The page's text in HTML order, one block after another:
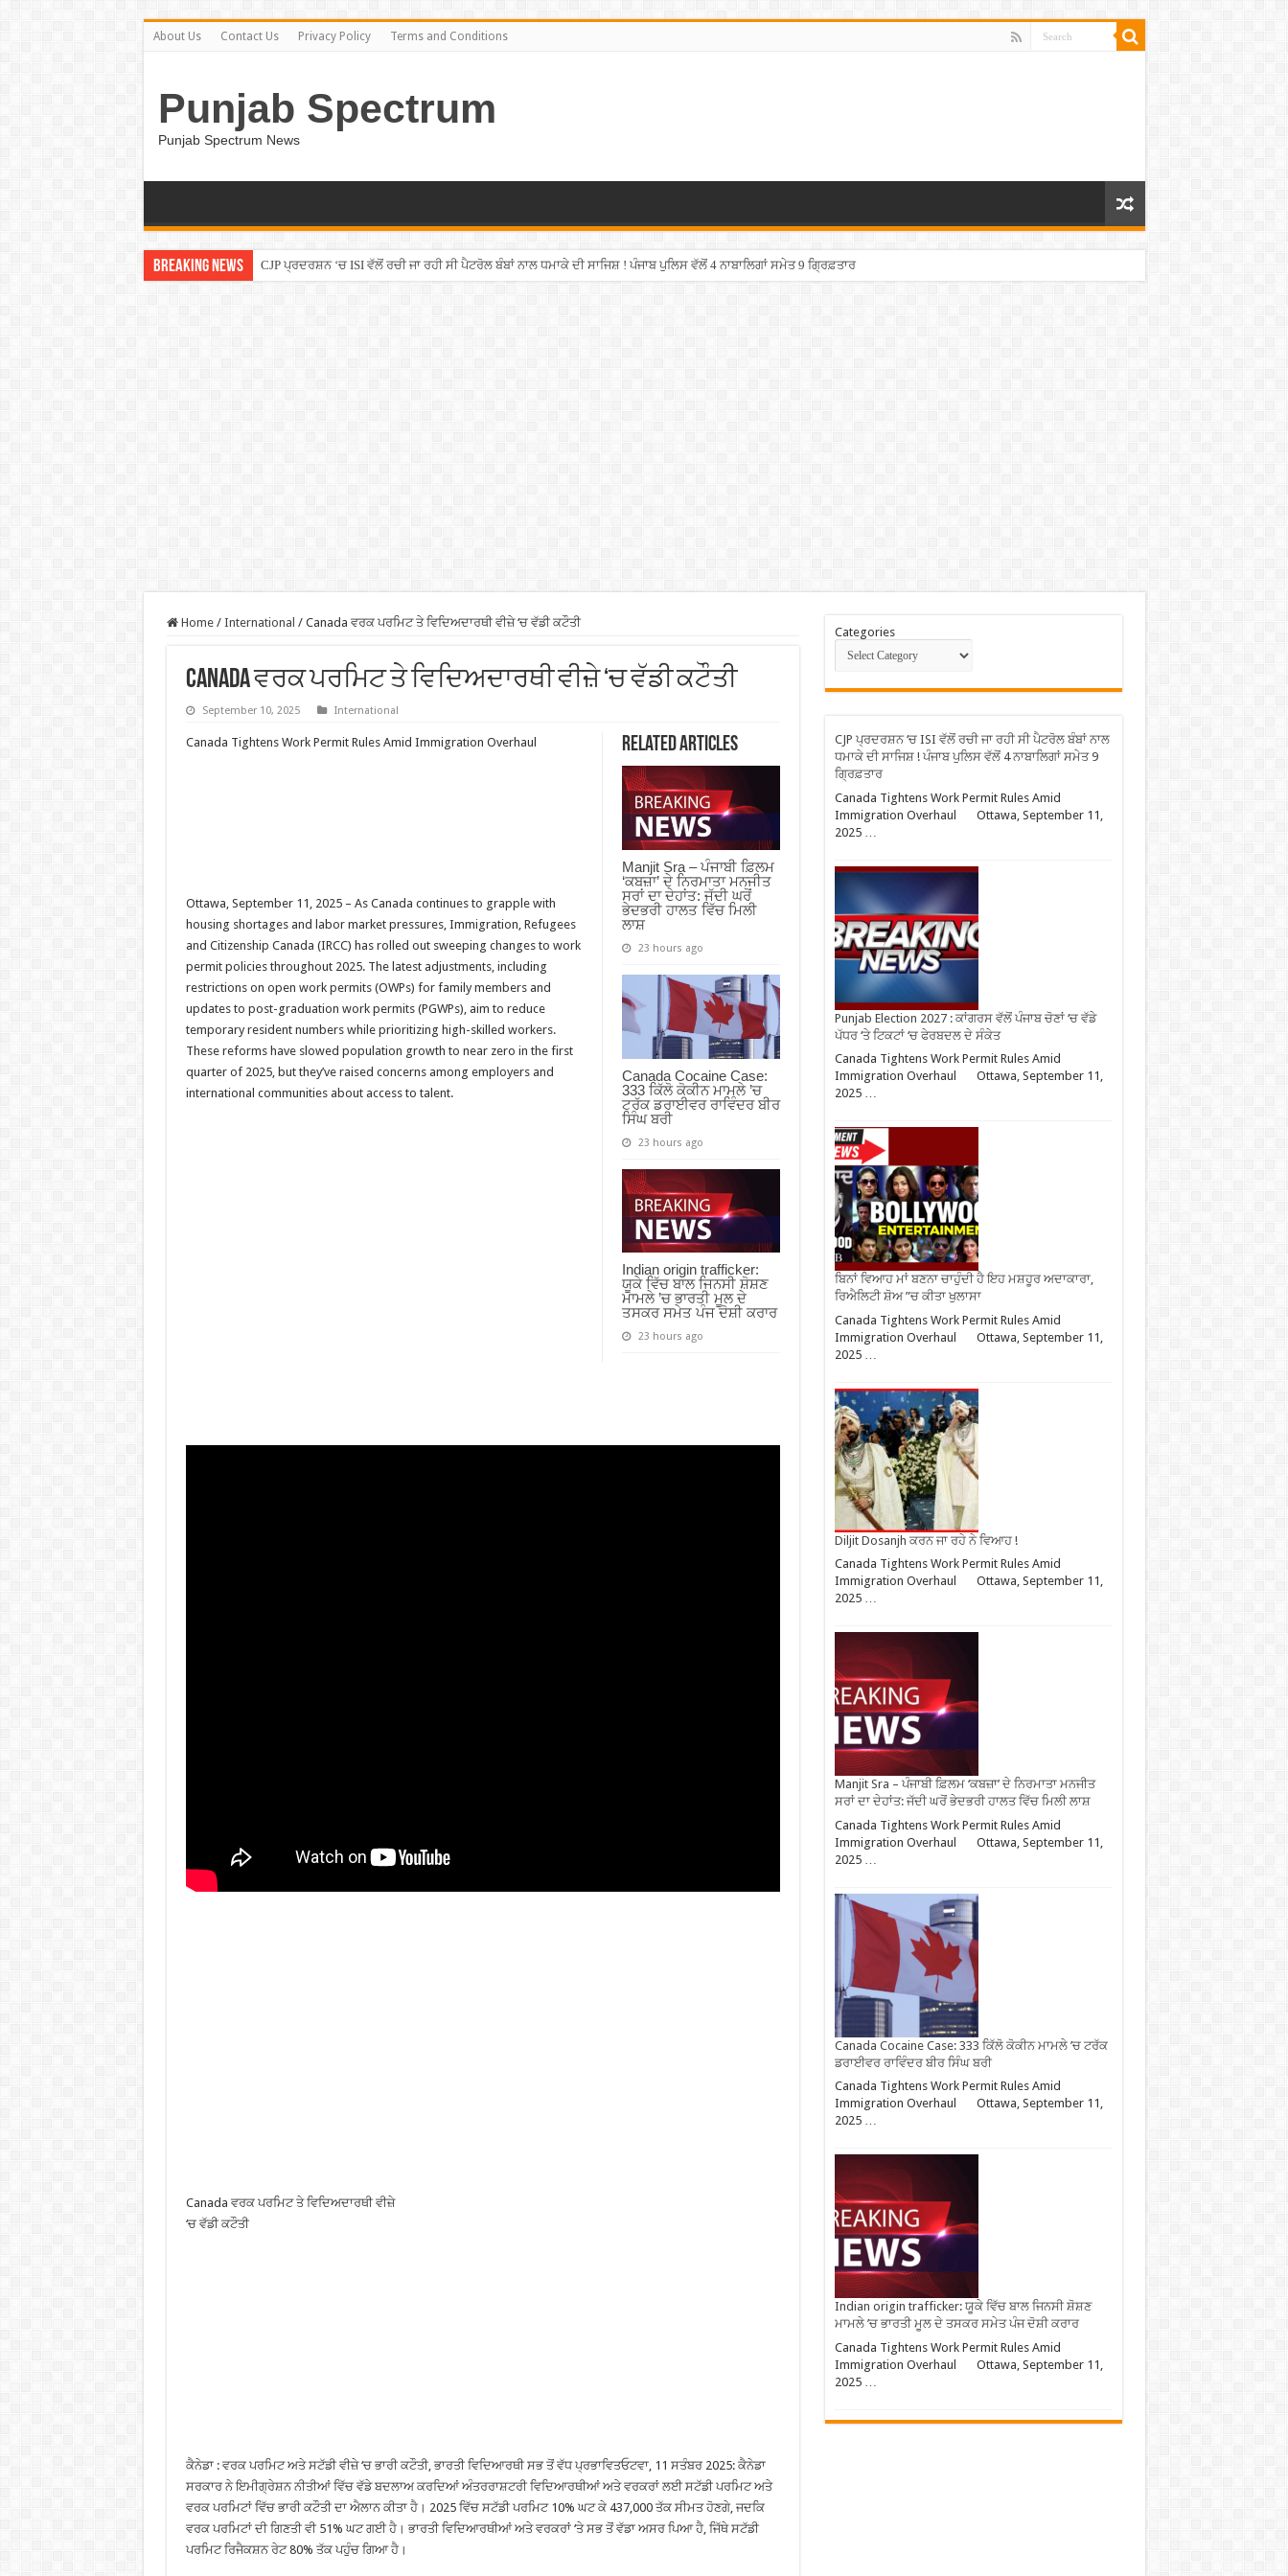
About Us Contact Us Privacy Policy Terms and Conditions
Punjab Spectrum
Punjab Spectrum News
Breaking News CJP ਪ੍ਰਦਰਸ਼ਨ ‘ਚ ISI ਵੱਲੋਂ ਰਚੀ ਜਾ ਰਹੀ ਸੀ ਪੈਟਰੋਲ ਬੰਬਾਂ ਨਾਲ ਧਮਾਕੇ ਦੀ ਸਾਜਿਸ਼ ! ਪੰਜਾਬ ਪੁਲਿਸ ਵੱਲੋਂ 4 ਨਾਬਾਲਿਗਾਂ ਸਮੇਤ 9 ਗ੍ਰਿਫ਼ਤਾਰ
Punjab Election 2027 : ਕਾਂਗਰਸ ਵੱਲੋਂ ਪੰਜਾਬ ਚੋਣਾਂ ‘ਚ ਵੱਡੇ ਪੱਧਰ ‘ਤੇ ਟਿਕਟਾਂ ‘ਚ ਫੇਰਬਦਲ ਦੇ ਸੰਕੇਤ
Home / International / Canada ਵਰਕ ਪਰਮਿਟ ਤੇ ਵਿਦਿਅਦਾਰਥੀ ਵੀਜ਼ੇ ‘ਚ ਵੱਡੀ ਕਟੌਤੀ
Canada ਵਰਕ ਪਰਮਿਟ ਤੇ ਵਿਦਿਅਦਾਰਥੀ ਵੀਜ਼ੇ ‘ਚ ਵੱਡੀ ਕਟੌਤੀ
September 10, 2025 International
Related Articles
Manjit Sra – ਪੰਜਾਬੀ ਫ਼ਿਲਮ
‘ਕਬਜ਼ਾ’ ਦੇ ਨਿਰਮਾਤਾ ਮਨਜੀਤ
ਸਰਾਂ ਦਾ ਦੇਹਾਂਤ: ਜੱਦੀ ਘਰੋਂ
ਭੇਦਭਰੀ ਹਾਲਤ ਵਿੱਚ ਮਿਲੀ
ਲਾਸ਼
23 hours ago
Canada Cocaine Case:
333 ਕਿੱਲੋ ਕੋਕੀਨ ਮਾਮਲੇ ’ਚ
ਟਰੱਕ ਡਰਾਈਵਰ ਰਾਵਿੰਦਰ ਬੀਰ
ਸਿੰਘ ਬਰੀ
23 hours ago
Indian origin trafficker:
ਯੂਕੇ ਵਿੱਚ ਬਾਲ ਜਿਨਸੀ ਸ਼ੋਸ਼ਣ
ਮਾਮਲੇ ’ਚ ਭਾਰਤੀ ਮੂਲ ਦੇ
ਤਸਕਰ ਸਮੇਤ ਪੰਜ ਦੋਸ਼ੀ ਕਰਾਰ
23 hours ago
Canada Tightens Work Permit Rules Amid Immigration Overhaul
Ottawa, September 11, 2025 – As Canada continues to grapple with
housing shortages and labor market pressures, Immigration, Refugees
and Citizenship Canada (IRCC) has rolled out sweeping changes to work
permit policies throughout 2025. The latest adjustments, including
restrictions on open work permits (OWPs) for family members and
updates to post-graduation work permits (PGWPs), aim to reduce
temporary resident numbers while prioritizing high-skilled workers.
These reforms have slowed population growth to near zero in the first
quarter of 2025, but they’ve raised concerns among employers and
international communities about access to talent.
Canada ਵਰਕ ਪਰਮਿਟ ਤੇ ਵਿਦਿਅਦਾਰਥੀ ਵੀਜ਼ੇ
‘ਚ ਵੱਡੀ ਕਟੌਤੀ
ਕੈਨੇਡਾ : ਵਰਕ ਪਰਮਿਟ ਅਤੇ ਸਟੱਡੀ ਵੀਜ਼ੇ ‘ਚ ਭਾਰੀ ਕਟੌਤੀ, ਭਾਰਤੀ ਵਿਦਿਆਰਥੀ ਸਭ ਤੋਂ ਵੱਧ ਪ੍ਰਭਾਵਿਤਓਟਵਾ, 11 ਸਤੰਬਰ 2025: ਕੈਨੇਡਾ
ਸਰਕਾਰ ਨੇ ਇਮੀਗ੍ਰੇਸ਼ਨ ਨੀਤੀਆਂ ਵਿੱਚ ਵੱਡੇ ਬਦਲਾਅ ਕਰਦਿਆਂ ਅੰਤਰਰਾਸ਼ਟਰੀ ਵਿਦਿਆਰਥੀਆਂ ਅਤੇ ਵਰਕਰਾਂ ਲਈ ਸਟੱਡੀ ਪਰਮਿਟ ਅਤੇ
ਵਰਕ ਪਰਮਿਟਾਂ ਵਿੱਚ ਭਾਰੀ ਕਟੌਤੀ ਦਾ ਐਲਾਨ ਕੀਤਾ ਹੈ। 2025 ਵਿੱਚ ਸਟੱਡੀ ਪਰਮਿਟ 10% ਘਟ ਕੇ 437,000 ਤੱਕ ਸੀਮਤ ਹੋਣਗੇ, ਜਦਕਿ
ਵਰਕ ਪਰਮਿਟਾਂ ਦੀ ਗਿਣਤੀ ਵੀ 51% ਘਟ ਗਈ ਹੈ। ਭਾਰਤੀ ਵਿਦਿਆਰਥੀਆਂ ਅਤੇ ਵਰਕਰਾਂ ‘ਤੇ ਸਭ ਤੋਂ ਵੱਡਾ ਅਸਰ ਪਿਆ ਹੈ, ਜਿੱਥੇ ਸਟੱਡੀ
ਪਰਮਿਟ ਰਿਜੈਕਸ਼ਨ ਰੇਟ 80% ਤੱਕ ਪਹੁੰਚ ਗਿਆ ਹੈ।
Categories
CJP ਪ੍ਰਦਰਸ਼ਨ ‘ਚ ISI ਵੱਲੋਂ ਰਚੀ ਜਾ ਰਹੀ ਸੀ ਪੈਟਰੋਲ ਬੰਬਾਂ ਨਾਲ
ਧਮਾਕੇ ਦੀ ਸਾਜਿਸ਼ ! ਪੰਜਾਬ ਪੁਲਿਸ ਵੱਲੋਂ 4 ਨਾਬਾਲਿਗਾਂ ਸਮੇਤ 9
ਗ੍ਰਿਫ਼ਤਾਰ
Canada Tightens Work Permit Rules Amid
Immigration Overhaul Ottawa, September 11,
2025 …
Punjab Election 2027 : ਕਾਂਗਰਸ ਵੱਲੋਂ ਪੰਜਾਬ ਚੋਣਾਂ ‘ਚ ਵੱਡੇ
ਪੱਧਰ ‘ਤੇ ਟਿਕਟਾਂ ‘ਚ ਫੇਰਬਦਲ ਦੇ ਸੰਕੇਤ
Canada Tightens Work Permit Rules Amid
Immigration Overhaul Ottawa, September 11,
2025 …
ਬਿਨਾਂ ਵਿਆਹ ਮਾਂ ਬਣਨਾ ਚਾਹੁੰਦੀ ਹੈ ਇਹ ਮਸ਼ਹੂਰ ਅਦਾਕਾਰਾ,
ਰਿਐਲਿਟੀ ਸ਼ੋਅ ”ਚ ਕੀਤਾ ਖੁਲਾਸਾ
Canada Tightens Work Permit Rules Amid
Immigration Overhaul Ottawa, September 11,
2025 …
Diljit Dosanjh ਕਰਨ ਜਾ ਰਹੇ ਨੇ ਵਿਆਹ !
Canada Tightens Work Permit Rules Amid
Immigration Overhaul Ottawa, September 11,
2025 …
Manjit Sra – ਪੰਜਾਬੀ ਫ਼ਿਲਮ ‘ਕਬਜ਼ਾ’ ਦੇ ਨਿਰਮਾਤਾ ਮਨਜੀਤ
ਸਰਾਂ ਦਾ ਦੇਹਾਂਤ: ਜੱਦੀ ਘਰੋਂ ਭੇਦਭਰੀ ਹਾਲਤ ਵਿੱਚ ਮਿਲੀ ਲਾਸ਼
Canada Tightens Work Permit Rules Amid
Immigration Overhaul Ottawa, September 11,
2025 …
Canada Cocaine Case: 333 ਕਿੱਲੋ ਕੋਕੀਨ ਮਾਮਲੇ ’ਚ ਟਰੱਕ
ਡਰਾਈਵਰ ਰਾਵਿੰਦਰ ਬੀਰ ਸਿੰਘ ਬਰੀ
Canada Tightens Work Permit Rules Amid
Immigration Overhaul Ottawa, September 11,
2025 …
Indian origin trafficker: ਯੂਕੇ ਵਿੱਚ ਬਾਲ ਜਿਨਸੀ ਸ਼ੋਸ਼ਣ
ਮਾਮਲੇ ’ਚ ਭਾਰਤੀ ਮੂਲ ਦੇ ਤਸਕਰ ਸਮੇਤ ਪੰਜ ਦੋਸ਼ੀ ਕਰਾਰ
Canada Tightens Work Permit Rules Amid
Immigration Overhaul Ottawa, September 11,
2025 …